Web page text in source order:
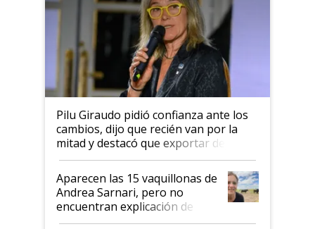
Pilu Giraudo pidió confianza ante los
cambios, dijo que recién van por la
mitad y destacó que exportar dejó de
ser "para unos pocos": "Tenemos un
mandato muy claro del gobierno
nacional"
Aparecen las 15 vaquillonas de
Andrea Sarnari, pero no
encuentran explicación de
cómo llegaron allí